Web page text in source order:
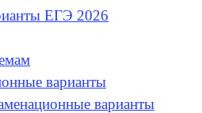
ЕГЭ 2026
варианты
варианты